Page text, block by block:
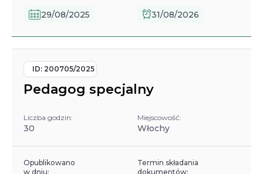
29/08/2025 31/08/2026
ID: 200705/2025
Pedagog specjalny
Liczba godzin:
30
Miejscowość:
Włochy
Opublikowano
w dniu:
Termin składania
dokumentów: